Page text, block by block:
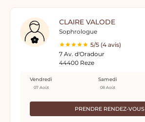
CLAIRE VALODE
Sophrologue
5/5 (4 avis)
7 Av. d'Oradour
44400 Reze
PRENDRE RENDEZ-VOUS
Vendredi
07 Août
Samedi
08 Août